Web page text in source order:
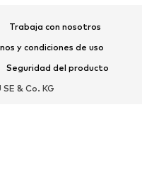
Trabaja con nosotros
y condiciones de uso
Seguridad del producto
& Co. KG